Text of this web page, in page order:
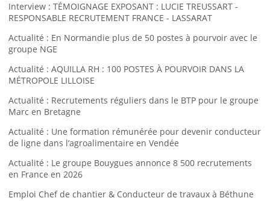
Interview : TÉMOIGNAGE EXPOSANT : LUCIE TREUSSART -
RESPONSABLE RECRUTEMENT FRANCE - LASSARAT
Actualité : En Normandie plus de 50 postes à pourvoir avec le
groupe NGE
Actualité : AQUILLA RH : 100 POSTES À POURVOIR DANS LA
MÉTROPOLE LILLOISE
Actualité : Recrutements réguliers dans le BTP pour le groupe
Marc en Bretagne
Actualité : Une formation rémunérée pour devenir conducteur
de ligne dans l’agroalimentaire en Vendée
Actualité : Le groupe Bouygues annonce 8 500 recrutements
en France en 2026
Emploi Chef de chantier & Conducteur de travaux à Béthune